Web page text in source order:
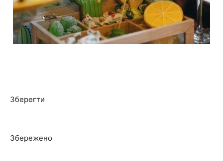
Зберегти
Збережено